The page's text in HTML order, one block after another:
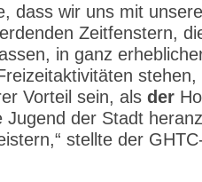
dass wir uns mit
Zeitfenstern,
in ganz
Vorteil sein, als der
Jugend der Stadt
stellte der